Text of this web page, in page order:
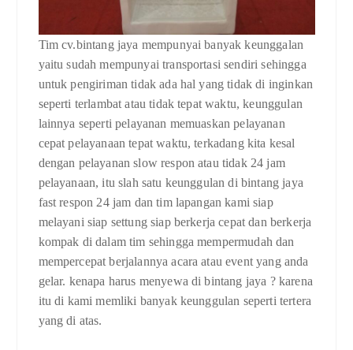
Tim cv.bintang jaya mempunyai banyak keunggalan
yaitu sudah mempunyai transportasi sendiri sehingga
untuk pengiriman tidak ada hal yang tidak di inginkan
seperti terlambat atau tidak tepat waktu, keunggulan
lainnya seperti pelayanan memuaskan pelayanan
cepat pelayanaan tepat waktu, terkadang kita kesal
dengan pelayanan slow respon atau tidak 24 jam
pelayanaan, itu slah satu keunggulan di bintang jaya
fast respon 24 jam dan tim lapangan kami siap
melayani siap settung siap berkerja cepat dan berkerja
kompak di dalam tim sehingga mempermudah dan
mempercepat berjalannya acara atau event yang anda
gelar. kenapa harus menyewa di bintang jaya ? karena
itu di kami memliki banyak keunggulan seperti tertera
yang di atas.